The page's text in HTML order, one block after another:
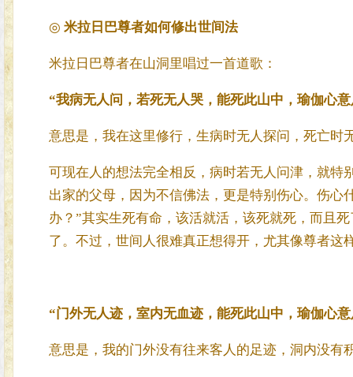
◎ 米拉日巴尊者如何修出世间法
米拉日巴尊者在山洞里唱过一首道歌：
“我病无人问，若死无人哭，能死此山中，瑜伽心
意思是，我在这里修行，生病时无人探问，死亡时
可现在人的想法完全相反，病时若无人问津，就特
出家的父母，因为不信佛法，更是特别伤心。伤心
办？”其实生死有命，该活就活，该死就死，而且
了。不过，世间人很难真正想得开，尤其像尊者这
“门外无人迹，室内无血迹，能死此山中，瑜伽心
意思是，我的门外没有往来客人的足迹，洞内没有